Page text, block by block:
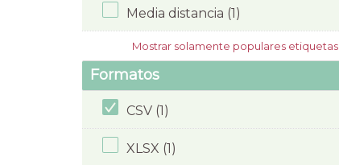
Media distancia (1)
Mostrar solamente populares etiquetas
Formatos
CSV (1)
XLSX (1)